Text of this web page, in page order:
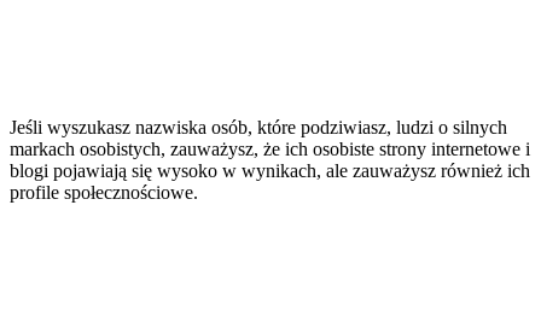
Jeśli wyszukasz nazwiska osób, które podziwiasz, ludzi o silnych
markach osobistych, zauważysz, że ich osobiste strony internetowe i
blogi pojawiają się wysoko w wynikach, ale zauważysz również ich
profile społecznościowe.